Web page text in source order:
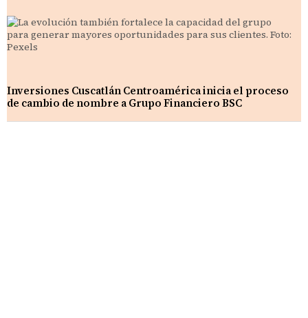
Inversiones Cuscatlán Centroamérica inicia el proceso
de cambio de nombre a Grupo Financiero BSC